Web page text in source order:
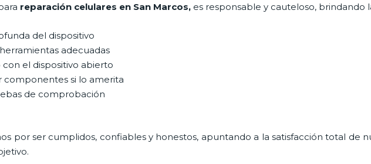
reparación celulares en San Marcos, es responsable y cauteloso, brindando
del dispositivo
adecuadas
con el dispositivo abierto
componentes si lo amerita
de comprobación
por ser cumplidos, confiables y honestos, apuntando a la satisfacción total de